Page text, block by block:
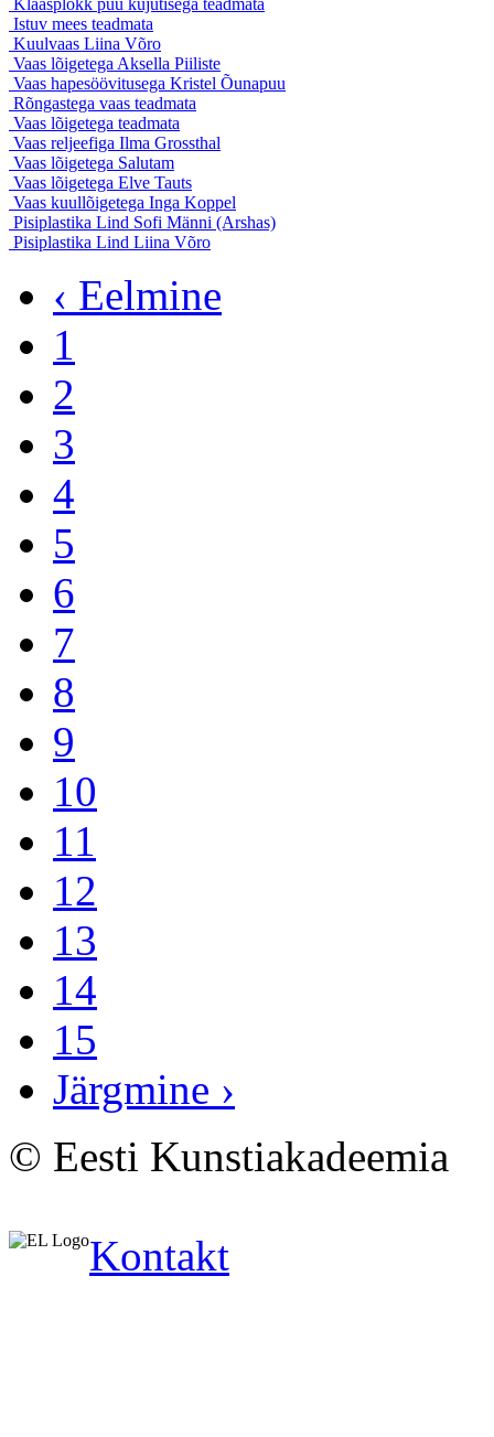
Istuv mees teadmata
Kuulvaas Liina Võro
Vaas lõigetega Aksella Piiliste
Vaas hapesöövitusega Kristel Õunapuu
Rõngastega vaas teadmata
Vaas lõigetega teadmata
Vaas reljeefiga Ilma Grossthal
Vaas lõigetega Salutam
Vaas lõigetega Elve Tauts
Vaas kuullõigetega Inga Koppel
Pisiplastika Lind Sofi Männi (Arshas)
Pisiplastika Lind Liina Võro
‹ Eelmine
1
2
3
4
5
6
7
8
9
10
11
12
13
14
15
Järgmine ›
© Eesti Kunstiakadeemia
Kontakt